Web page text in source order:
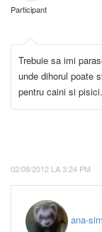
Participant
Trebuie sa imi
unde dihorul poate
pentru caini si pisici.
02/08/2012 LA 3:24 PM
ana-